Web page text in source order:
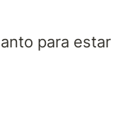
para estar